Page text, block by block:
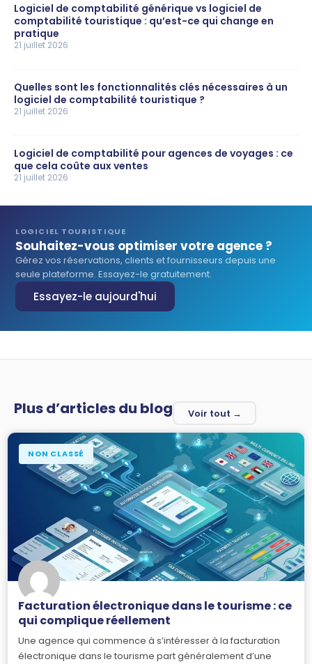
Logiciel de comptabilité générique vs logiciel de
comptabilité touristique : qu’est-ce qui change en
pratique
21 juillet 2026
Quelles sont les fonctionnalités clés nécessaires à un
logiciel de comptabilité touristique ?
21 juillet 2026
Logiciel de comptabilité pour agences de voyages : ce
que cela coûte aux ventes
21 juillet 2026
LOGICIEL TOURISTIQUE
Souhaitez-vous optimiser votre agence ?
Gérez vos réservations, clients et fournisseurs depuis une
seule plateforme. Essayez-le gratuitement.
Essayez-le aujourd'hui
Plus d’articles du blog Voir tout →
NON CLASSÉ
Facturation électronique dans le tourisme : ce
qui complique réellement
Une agence qui commence à s’intéresser à la facturation
électronique dans le tourisme part généralement d’une